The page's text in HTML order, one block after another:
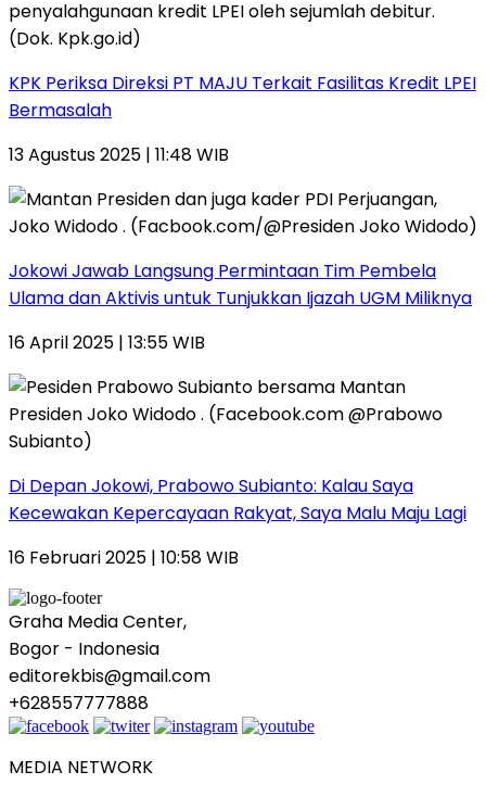
KPK Periksa Direksi PT MAJU Terkait Fasilitas Kredit LPEI
Bermasalah
13 Agustus 2025 | 11:48 WIB
Jokowi Jawab Langsung Permintaan Tim Pembela
Ulama dan Aktivis untuk Tunjukkan Ijazah UGM Miliknya
16 April 2025 | 13:55 WIB
Di Depan Jokowi, Prabowo Subianto: Kalau Saya
Kecewakan Kepercayaan Rakyat, Saya Malu Maju Lagi
16 Februari 2025 | 10:58 WIB
Graha Media Center,
Bogor - Indonesia
editorekbis@gmail.com
+628557777888
MEDIA NETWORK